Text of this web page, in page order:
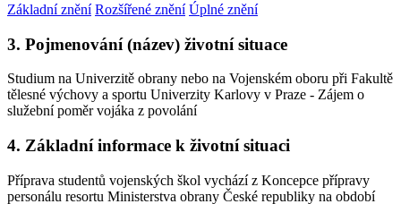
Základní znění Rozšířené znění Úplné znění
3. Pojmenování (název) životní situace
Studium na Univerzitě obrany nebo na Vojenském oboru při Fakultě
tělesné výchovy a sportu Univerzity Karlovy v Praze - Zájem o
služební poměr vojáka z povolání
4. Základní informace k životní situaci
Příprava studentů vojenských škol vychází z Koncepce přípravy
personálu resortu Ministerstva obrany České republiky na období